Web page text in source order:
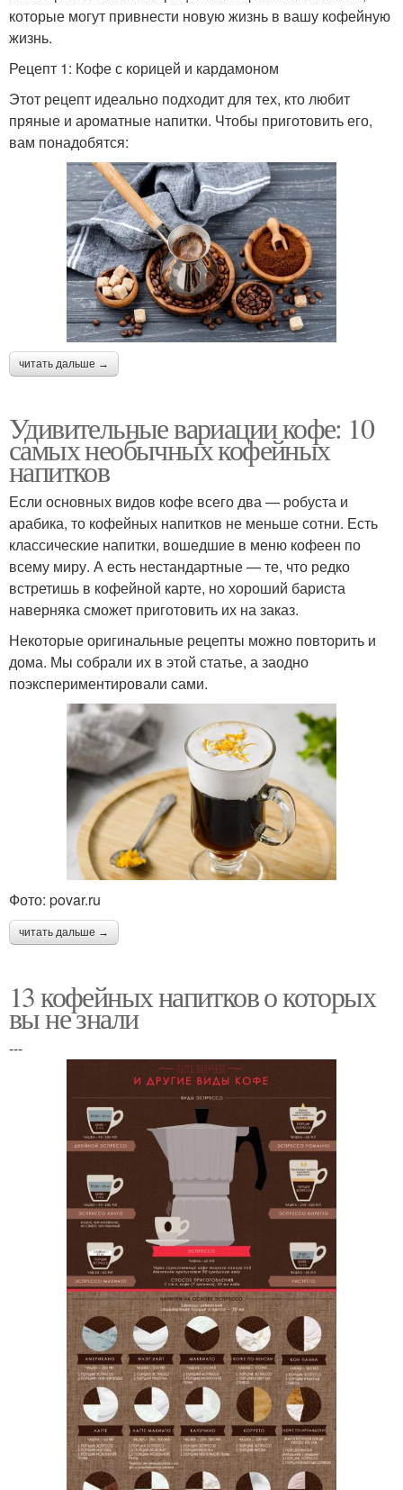
которые могут привнести новую жизнь в вашу кофейную
жизнь.
Рецепт 1: Кофе с корицей и кардамоном
Этот рецепт идеально подходит для тех, кто любит
пряные и ароматные напитки. Чтобы приготовить его,
вам понадобятся:
читать дальше →
Удивительные вариации кофе: 10
самых необычных кофейных
напитков
Если основных видов кофе всего два — робуста и
арабика, то кофейных напитков не меньше сотни. Есть
классические напитки, вошедшие в меню кофеен по
всему миру. А есть нестандартные — те, что редко
встретишь в кофейной карте, но хороший бариста
наверняка сможет приготовить их на заказ.
Некоторые оригинальные рецепты можно повторить и
дома. Мы собрали их в этой статье, а заодно
поэкспериментировали сами.
Фото: povar.ru
читать дальше →
13 кофейных напитков о которых
вы не знали
---